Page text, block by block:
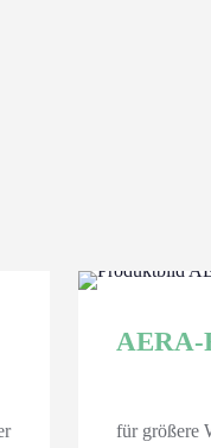
AERA-
für größere